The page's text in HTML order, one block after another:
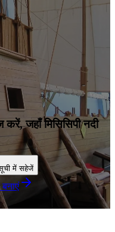
जहाँ मिसिसिपी नदी
में सहेजें